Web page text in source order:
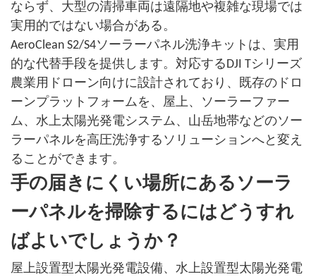
ならず、大型の清掃車両は遠隔地や複雑な現場では
実用的ではない場合がある。
AeroClean S2/S4ソーラーパネル洗浄キットは、実用
的な代替手段を提供します。対応するDJI Tシリーズ
農業用ドローン向けに設計されており、既存のドロ
ーンプラットフォームを、屋上、ソーラーファー
ム、水上太陽光発電システム、山岳地帯などのソー
ラーパネルを高圧洗浄するソリューションへと変え
ることができます。
手の届きにくい場所にあるソーラ
ーパネルを掃除するにはどうすれ
ばよいでしょうか？
屋上設置型太陽光発電設備、水上設置型太陽光発電